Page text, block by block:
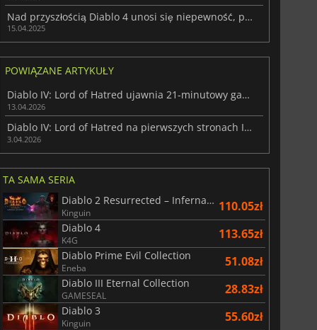
Nad przyszłością Diablo 4 unosi się niepewność, ponieważplan rozwoju na 2025 rok rozczarowuje fanów
15.04.2025
POWIĄZANE ARTYKUŁY
Diablo IV: Lord of Hatred ujawnia 21-minutowy gameplay ze Skovos
13.04.2026
Diablo IV: Lord of Hatred na pierwszych stronach IGN z ekskluzywną cutsceną
3.04.2026
TA SAMA SERIA
Diablo 2 Resurrected – Infernal Edition
Kinguin 110.05zł
Diablo 4
K4G 113.65zł
Diablo Prime Evil Collection
Eneba 51.08zł
Diablo III Eternal Collection
GAMESEAL 28.83zł
Diablo 3
Kinguin 55.60zł